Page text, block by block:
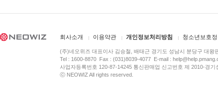
회사소개 이용약관 개인정보처리방침 청소년보호
(주)네오위즈 대표이사 김승철, 배태근 경기도 성남시 분당구 대왕
Tel : 1600-8870 Fax : (031)8039-4077 E-mail :
사업자등록번호 120-87-14245 통신판매업 신고번호 제 2010-경
ⓒ NEOWIZ All rights reserved.